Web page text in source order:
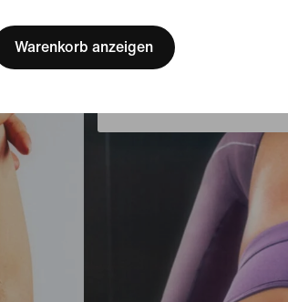
We think you are in
Update your location?
Warenkorb anzeigen